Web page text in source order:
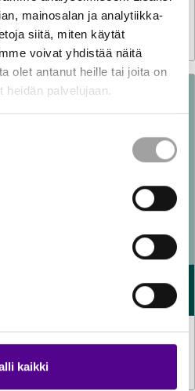
mainosalan ja analytiikka-
siitä, miten käytät
voivat yhdistää näitä
olet antanut heille tai joita on
heidän palvelujaan.
kaikki
vetymarkkinalaiksi ja